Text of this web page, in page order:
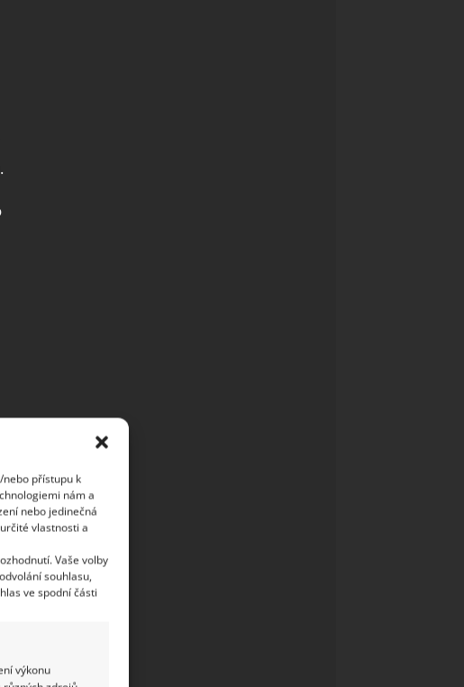
nebo přístupu k
nám a
nebo jedinečná
vlastnosti a
Vaše volby
souhlasu,
ve spodní části
výkonu